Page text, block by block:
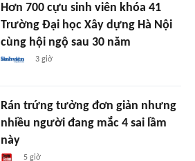
Hơn 700 cựu sinh viên khóa 41
Trường Đại học Xây dựng Hà Nội
cùng hội ngộ sau 30 năm
3 giờ
Rán trứng tưởng đơn giản nhưng
nhiều người đang mắc 4 sai lầm
này
5 giờ